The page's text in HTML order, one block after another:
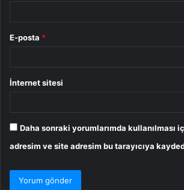
E-posta *
İnternet sitesi
Daha sonraki yorumlarımda kullanılması
adresim ve site adresim bu tarayıcıya